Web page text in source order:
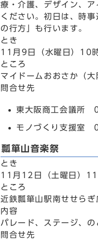
療・介護、デザイン、
ください。初日は、時
の行方」も行います。
とき
11月9日（水曜日）10
ところ
マイドームおおさか（大
問合せ先
東大阪商工会議所
モノづくり支援
瓢箪山音楽祭
とき
11月12日（土曜日）
ところ
近鉄瓢箪山駅南せせらぎ
内容
パレード、ステージ、の
問合せ先